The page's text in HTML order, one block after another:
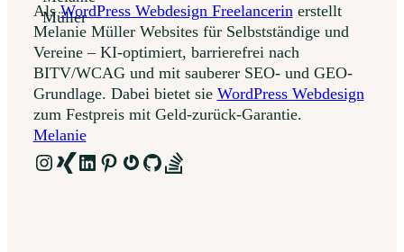
AlsWordPress Webdesign Freelancerin erstellt
Melanie Müller Websites für Selbstständige und
Vereine – KI-optimiert, barrierefrei nach
BITV/WCAG und mit sauberer SEO- und GEO-
Grundlage. Dabei bietet sie WordPress Webdesign
zum Festpreis mit Geld-zurück-Garantie.
Melanie
Instagram
LinkLinkedIn
Pinterest
Gravatar
GitHub
Link